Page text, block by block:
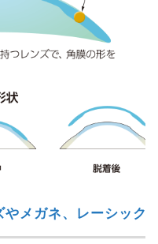
メガネ、レーシック